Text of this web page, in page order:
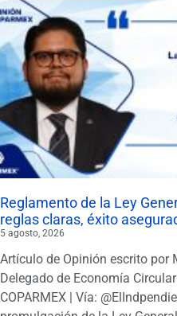
Reglamento de la Ley
reglas claras, éxito
5 agosto, 2026
Artículo de Opinión escrito por
Delegado de Economía
COPARMEX | Vía: